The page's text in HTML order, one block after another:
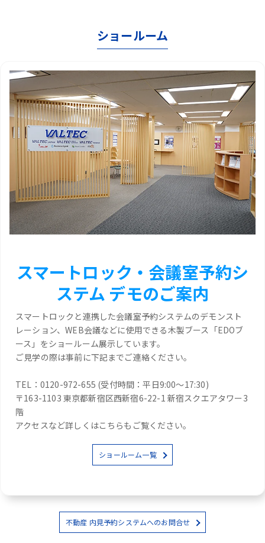
ショールーム
スマートロック・会議室予約シ
ステム デモのご案内
スマートロックと連携した会議室予約システムのデモンスト
レーション、WEB会議などに使用できる木製ブース「EDOブ
ース」をショールーム展示しています。
ご見学の際は事前に下記までご連絡ください。
TEL：0120-972-655 (受付時間：平日9:00～17:30)
〒163-1103 東京都新宿区西新宿6-22-1 新宿スクエアタワー3
階
アクセスなど詳しくはこちらもご覧ください。
ショールーム一覧
不動産 内見予約システムへのお問合せ